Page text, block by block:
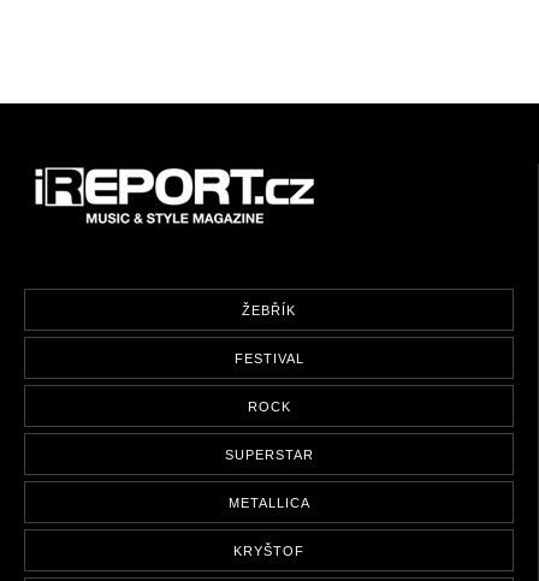
ŽEBŘÍK
FESTIVAL
ROCK
SUPERSTAR
METALLICA
KRYŠTOF